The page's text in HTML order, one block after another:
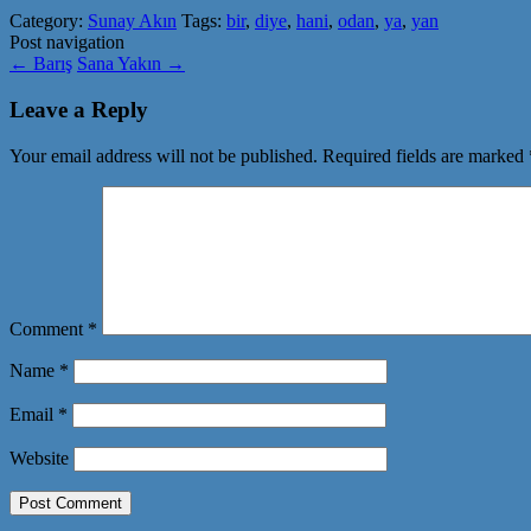
Category: Sunay Akın Tags: bir, diye, hani, odan, ya, yan
Post navigation
← Barış Sana Yakın →
Leave a Reply
Your email address will not be published. Required fields are marked
Comment *
Name *
Email *
Website